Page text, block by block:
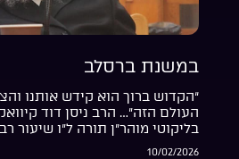
במשנת ברסלב
“הקדוש ברוך הוא קידש אותנו
העולם הזה”… הרב ניסן דוד
בליקוטי מוהר”ן תורה ל”ו שיעור
10/02/2026